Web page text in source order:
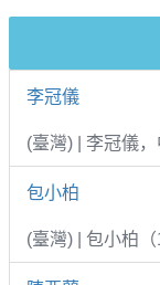
李冠儀
(臺灣) | 李冠儀
包小柏
(臺灣) | 包小柏